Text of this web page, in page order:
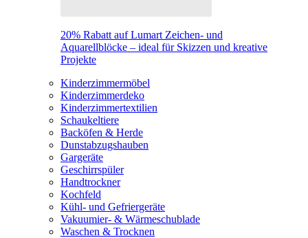
20% Rabatt auf Lumart Zeichen- und
Aquarellblöcke – ideal für Skizzen und kreative
Projekte
Kinderzimmermöbel
Kinderzimmerdeko
Kinderzimmertextilien
Schaukeltiere
Backöfen & Herde
Dunstabzugshauben
Gargeräte
Geschirrspüler
Handtrockner
Kochfeld
Kühl- und Gefriergeräte
Vakuumier- & Wärmeschublade
Waschen & Trocknen